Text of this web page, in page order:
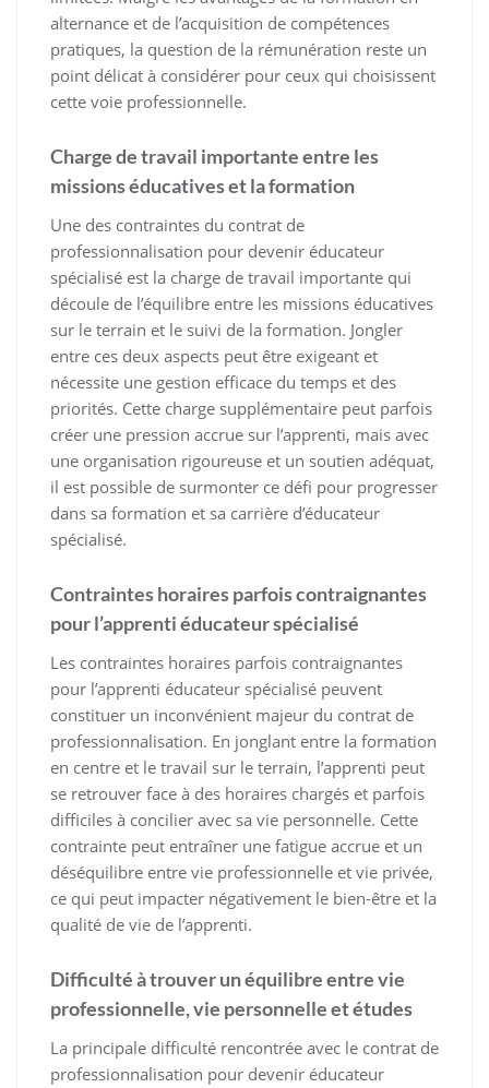
alternance et de l’acquisition de compétences
pratiques, la question de la rémunération reste un
point délicat à considérer pour ceux qui choisissent
cette voie professionnelle.
Charge de travail importante entre les
missions éducatives et la formation
Une des contraintes du contrat de
professionnalisation pour devenir éducateur
spécialisé est la charge de travail importante qui
découle de l’équilibre entre les missions éducatives
sur le terrain et le suivi de la formation. Jongler
entre ces deux aspects peut être exigeant et
nécessite une gestion efficace du temps et des
priorités. Cette charge supplémentaire peut parfois
créer une pression accrue sur l’apprenti, mais avec
une organisation rigoureuse et un soutien adéquat,
il est possible de surmonter ce défi pour progresser
dans sa formation et sa carrière d’éducateur
spécialisé.
Contraintes horaires parfois contraignantes
pour l’apprenti éducateur spécialisé
Les contraintes horaires parfois contraignantes
pour l’apprenti éducateur spécialisé peuvent
constituer un inconvénient majeur du contrat de
professionnalisation. En jonglant entre la formation
en centre et le travail sur le terrain, l’apprenti peut
se retrouver face à des horaires chargés et parfois
difficiles à concilier avec sa vie personnelle. Cette
contrainte peut entraîner une fatigue accrue et un
déséquilibre entre vie professionnelle et vie privée,
ce qui peut impacter négativement le bien-être et la
qualité de vie de l’apprenti.
Difficulté à trouver un équilibre entre vie
professionnelle, vie personnelle et études
La principale difficulté rencontrée avec le contrat de
professionnalisation pour devenir éducateur